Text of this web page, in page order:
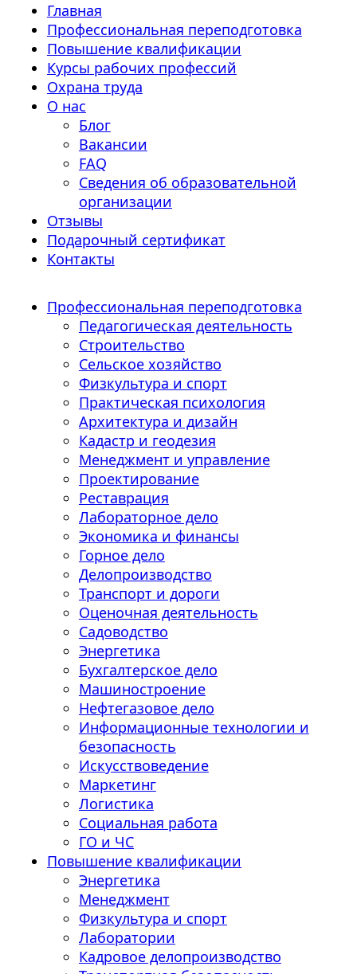
Главная
Профессиональная переподготовка
Повышение квалификации
Курсы рабочих профессий
Охрана труда
О нас
Блог
Вакансии
FAQ
Сведения об образовательной
организации
Отзывы
Подарочный сертификат
Контакты
Профессиональная переподготовка
Педагогическая деятельность
Строительство
Сельское хозяйство
Физкультура и спорт
Практическая психология
Архитектура и дизайн
Кадастр и геодезия
Менеджмент и управление
Проектирование
Реставрация
Лабораторное дело
Экономика и финансы
Горное дело
Делопроизводство
Транспорт и дороги
Оценочная деятельность
Садоводство
Энергетика
Бухгалтерское дело
Машиностроение
Нефтегазовое дело
Информационные технологии и
безопасность
Искусствоведение
Маркетинг
Логистика
Социальная работа
ГО и ЧС
Повышение квалификации
Энергетика
Менеджмент
Физкультура и спорт
Лаборатории
Кадровое делопроизводство